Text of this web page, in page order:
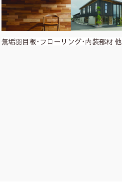
無垢羽目板･フローリング･内装部材 他